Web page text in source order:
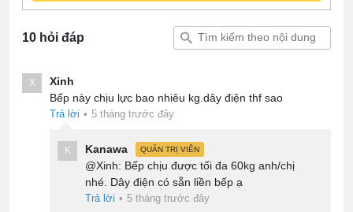
10 hỏi đáp
X
Xinh
Bếp này chịu lực bao nhiêu kg.dây điện thf sao
Trả lời • 5 tháng trước đây
K Kanawa QUẢN TRỊ VIÊN
@Xinh: Bếp chịu được tối đa 60kg anh/chị
nhé. Dây điện có sẵn liền bếp ạ
Trả lời • 5 tháng trước đây